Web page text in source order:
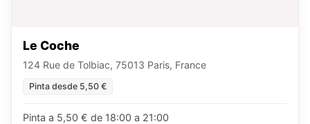
Le Coche
124 Rue de Tolbiac, 75013 Paris, France
Pinta desde 5,50 €
Pinta a 5,50 € de 18:00 a 21:00